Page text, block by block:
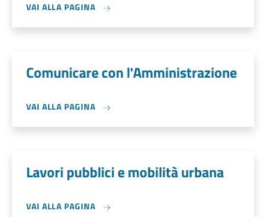
VAI ALLA PAGINA
Comunicare con l'Amministrazione
VAI ALLA PAGINA
Lavori pubblici e mobilità urbana
VAI ALLA PAGINA